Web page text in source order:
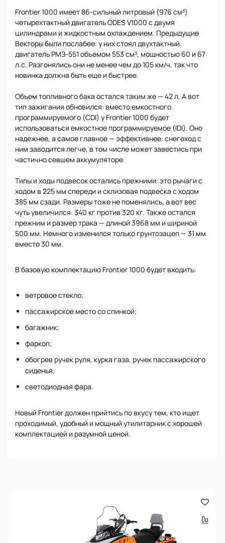
Frontier 1000 имеет 86-сильный литровый (976 см³)
четырехтактный двигатель ODES V1000 с двумя
цилиндрами и жидкостным охлаждением. Предыдущие
Векторы были послабее: у них стоял двухтактный
двигатель РМЗ-551 объемом 553 см³, мощностью 60 и 67
л.с. Разгонялись они не менее чем до 105 км/ч, так что
новинка должна быть еще и быстрее.
Объем топливного бака остался таким же — 42 л. А вот
тип зажигания обновился: вместо емкостного
программируемого (CDI) у Frontier 1000 будет
использоваться емкостное программируемое (IDI). Оно
надежнее, а самое главное — эффективнее: снегоход с
ним заводится легче, в том числе может завестись при
частично севшем аккумуляторе.
Типы и ходы подвесок остались прежними: это рычаги с
ходом в 225 мм спереди и склизовая подвеска с ходом
385 мм сзади. Размеры тоже не поменялись, а вот вес
чуть увеличился: 340 кг против 320 кг. Также остался
прежним и размер трака — длиной 3968 мм и шириной
500 мм. Немного изменился только грунтозацеп — 31 мм
вместо 30 мм.
В базовую комплектацию Frontier 1000 будет входить:
ветровое стекло;
пассажирское место со спинкой;
багажник;
фаркоп;
обогрев ручек руля, курка газа, ручек пассажирского
сиденья;
светодиодная фара.
Новый Frontier должен прийтись по вкусу тем, кто ищет
проходимый, удобный и мощный утилитарник с хорошей
комплектацией и разумной ценой.